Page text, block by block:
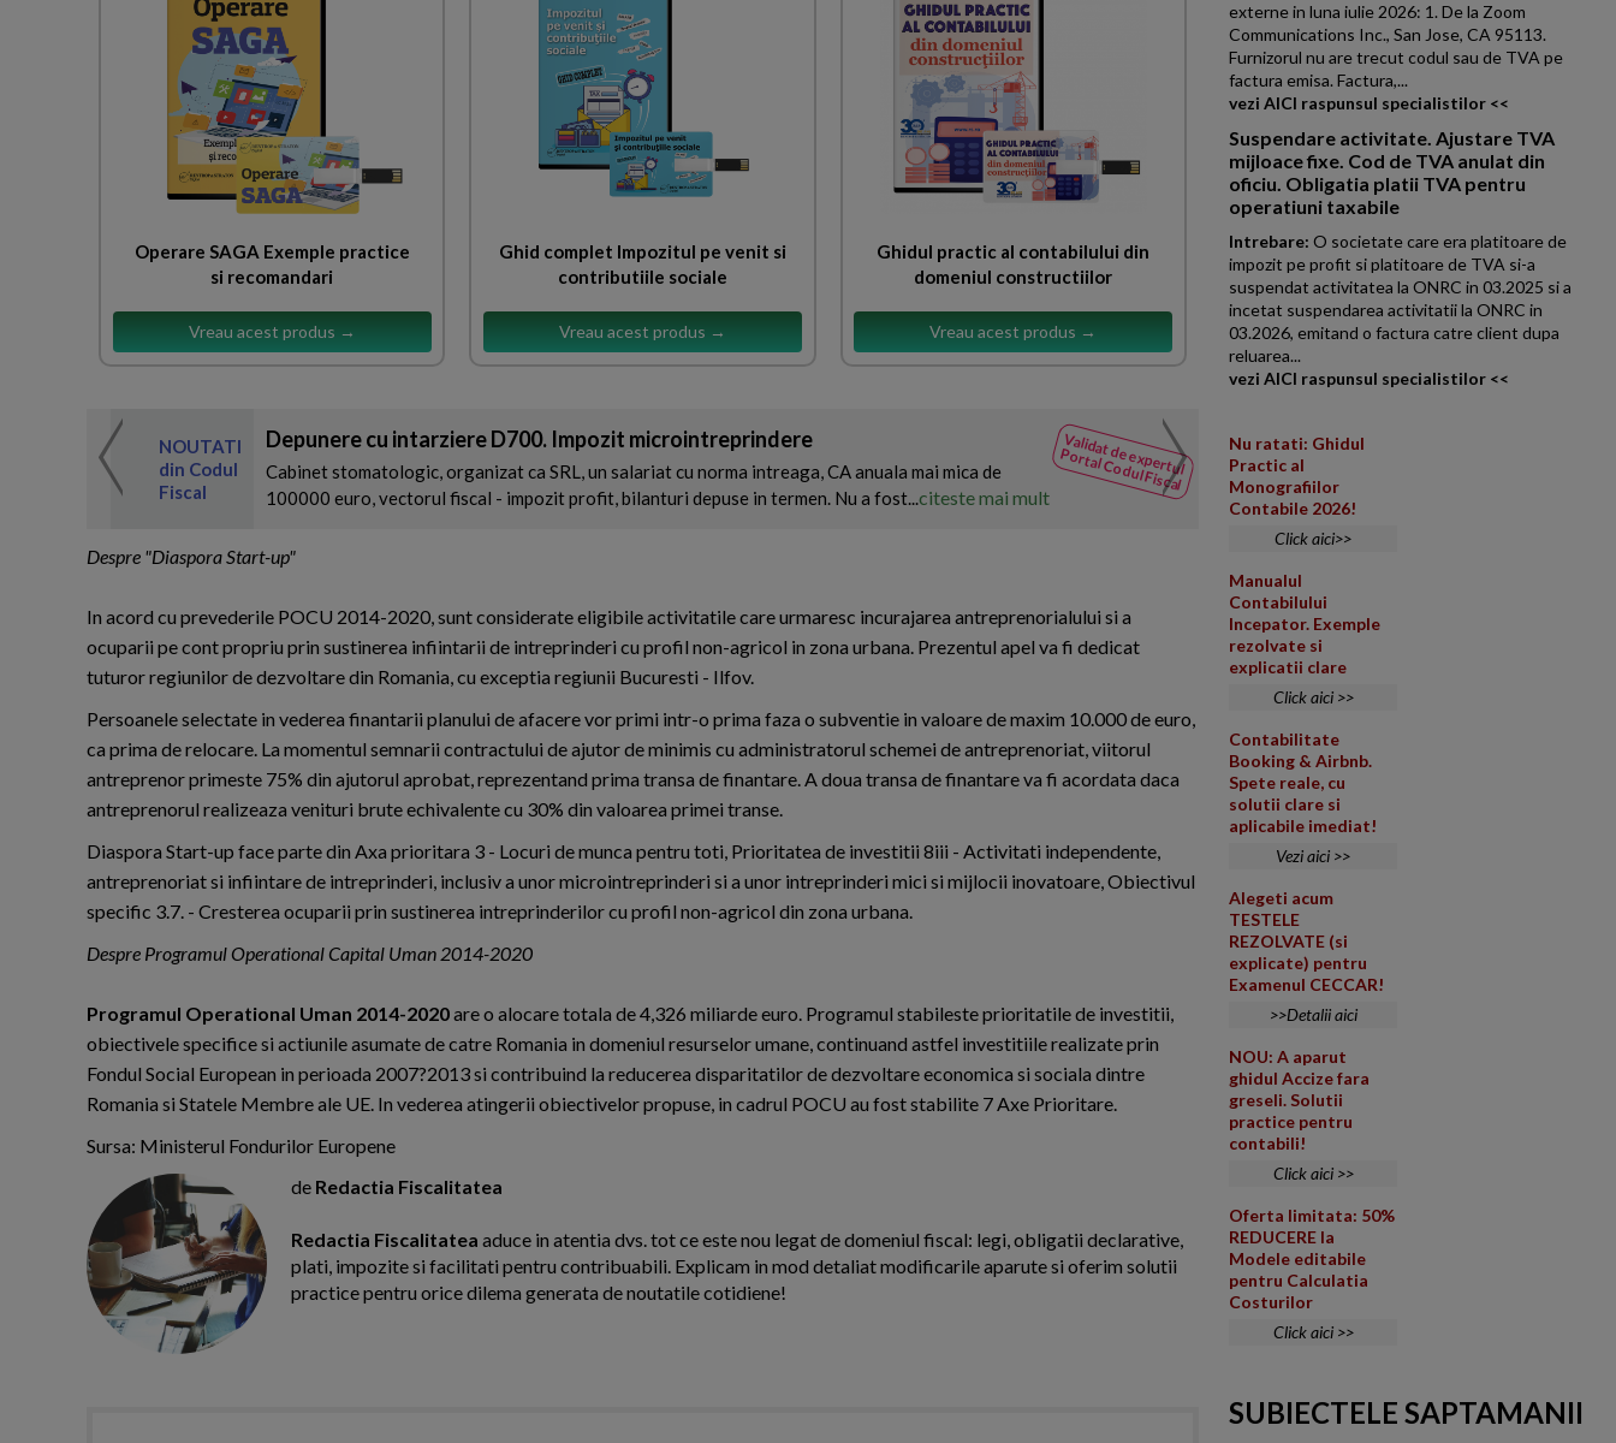
Operare SAGA Exemple practice
si recomandari
Vreau acest produs →
Ghid complet Impozitul pe venit si
contributiile sociale
Vreau acest produs →
Ghidul practic al contabilului din
domeniul constructiilor
Vreau acest produs →
NOUTATI
din Codul
Fiscal
Validat de expertul
Portal Codul Fiscal
Depunere cu intarziere D700. Impozit microintreprindere
Cabinet stomatologic, organizat ca SRL, un salariat cu norma intreaga, CA anuala mai mica de
100000 euro, vectorul fiscal - impozit profit, bilanturi depuse in termen. Nu a fost...citeste mai mult
NOUTATI
din Codul
Fiscal
Despre "Diaspora Start-up"
In acord cu prevederile POCU 2014-2020, sunt considerate eligibile activitatile care urmaresc incurajarea antreprenorialului si a
ocuparii pe cont propriu prin sustinerea infiintarii de intreprinderi cu profil non-agricol in zona urbana. Prezentul apel va fi dedicat
tuturor regiunilor de dezvoltare din Romania, cu exceptia regiunii Bucuresti - Ilfov.
Persoanele selectate in vederea finantarii planului de afacere vor primi intr-o prima faza o subventie in valoare de maxim 10.000 de euro,
ca prima de relocare. La momentul semnarii contractului de ajutor de minimis cu administratorul schemei de antreprenoriat, viitorul
antreprenor primeste 75% din ajutorul aprobat, reprezentand prima transa de finantare. A doua transa de finantare va fi acordata daca
antreprenorul realizeaza venituri brute echivalente cu 30% din valoarea primei transe.
Diaspora Start-up face parte din Axa prioritara 3 - Locuri de munca pentru toti, Prioritatea de investitii 8iii - Activitati independente,
antreprenoriat si infiintare de intreprinderi, inclusiv a unor microintreprinderi si a unor intreprinderi mici si mijlocii inovatoare, Obiectivul
specific 3.7. - Cresterea ocuparii prin sustinerea intreprinderilor cu profil non-agricol din zona urbana.
Despre Programul Operational Capital Uman 2014-2020
Programul Operational Uman 2014-2020are o alocare totala de 4,326 miliarde euro. Programul stabileste prioritatile de investitii,
obiectivele specifice si actiunile asumate de catre Romania in domeniul resurselor umane, continuand astfel investitiile realizate prin
Fondul Social European in perioada 2007?2013 si contribuind la reducerea disparitatilor de dezvoltare economica si sociala dintre
Romania si Statele Membre ale UE. In vederea atingerii obiectivelor propuse, in cadrul POCU au fost stabilite 7 Axe Prioritare.
Sursa: Ministerul Fondurilor Europene
de Redactia Fiscalitatea
Redactia Fiscalitatea aduce in atentia dvs. tot ce este nou legat de domeniul fiscal: legi, obligatii declarative,
plati, impozite si facilitati pentru contribuabili. Explicam in mod detaliat modificarile aparute si oferim solutii
practice pentru orice dilema generata de noutatile cotidiene!
externe in luna iulie 2026: 1. De la Zoom
Communications Inc., San Jose, CA 95113.
Furnizorul nu are trecut codul sau de TVA pe
factura emisa. Factura,...
vezi AICI raspunsul specialistilor <<
Suspendare activitate. Ajustare TVA
mijloace fixe. Cod de TVA anulat din
oficiu. Obligatia platii TVA pentru
operatiuni taxabile
Intrebare: O societate care era platitoare de
impozit pe profit si platitoare de TVA si-a
suspendat activitatea la ONRC in 03.2025 si a
incetat suspendarea activitatii la ONRC in
03.2026, emitand o factura catre client dupa
reluarea...
vezi AICI raspunsul specialistilor <<
Nu ratati: Ghidul
Practic al
Monografiilor
Contabile 2026!
Click aici>>
Manualul
Contabilului
Incepator. Exemple
rezolvate si
explicatii clare
Click aici >>
Contabilitate
Booking & Airbnb.
Spete reale, cu
solutii clare si
aplicabile imediat!
Vezi aici >>
Alegeti acum
TESTELE
REZOLVATE (si
explicate) pentru
Examenul CECCAR!
>>Detalii aici
NOU: A aparut
ghidul Accize fara
greseli. Solutii
practice pentru
contabili!
Click aici >>
Oferta limitata: 50%
REDUCERE la
Modele editabile
pentru Calculatia
Costurilor
Click aici >>
SUBIECTELE SAPTAMANII